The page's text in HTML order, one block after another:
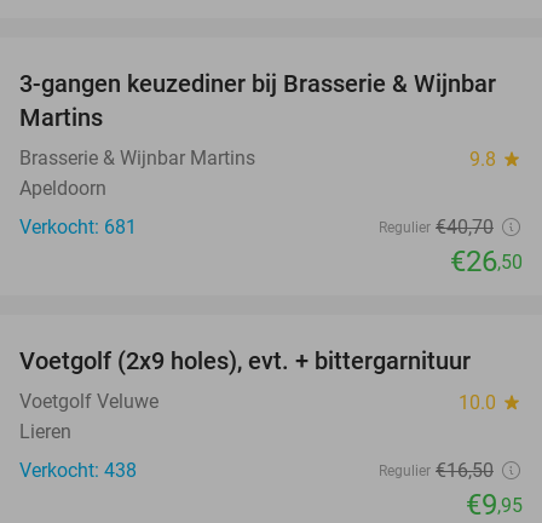
35%
3-gangen keuzediner bij Brasserie & Wijnbar
Martins
Brasserie & Wijnbar Martins 9.8 star
Apeldoorn
Verkocht: 681
Regulier €40,70
€26,50
40%
Voetgolf (2x9 holes), evt. + bittergarnituur
Voetgolf Veluwe 10.0 star
Lieren
Verkocht: 438
Regulier €16,50
€9,95